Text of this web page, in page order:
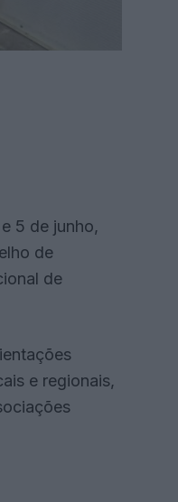
5 de junho,
de
de
e regionais,